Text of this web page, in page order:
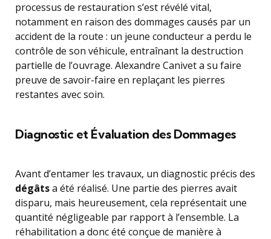
processus de restauration s’est révélé vital,
notamment en raison des dommages causés par un
accident de la route : un jeune conducteur a perdu le
contrôle de son véhicule, entraînant la destruction
partielle de l’ouvrage. Alexandre Canivet a su faire
preuve de savoir-faire en replaçant les pierres
restantes avec soin.
Diagnostic et Évaluation des Dommages
Avant d’entamer les travaux, un diagnostic précis des
dégâtsa été réalisé. Une partie des pierres avait
disparu, mais heureusement, cela représentait une
quantité négligeable par rapport à l’ensemble. La
réhabilitation a donc été conçue de manière à